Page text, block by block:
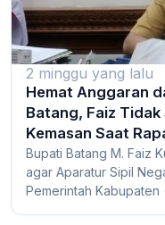
2 minggu yang lalu
Hemat Anggaran
Batang, Faiz
Kemasan Saat
Bupati Batang M. Faiz
agar Aparatur Sipil
Pemerintah Kabupaten